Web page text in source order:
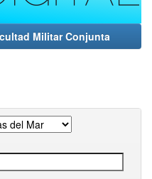
Militar Conjunta